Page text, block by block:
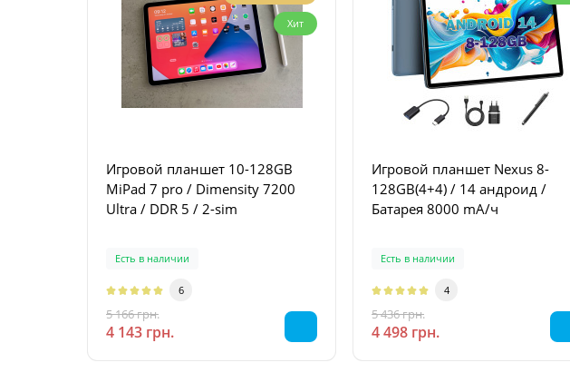
Хит
Игровой планшет 10-128GB
MiPad 7 pro / Dimensity 7200
Ultra / DDR 5 / 2-sim
Есть в наличии
6
5 166 грн.
4 143 грн.
Игровой планшет Nexus 8-
128GB(4+4) / 14 андроид /
Батарея 8000 mA/ч
Есть в наличии
4
5 436 грн.
4 498 грн.